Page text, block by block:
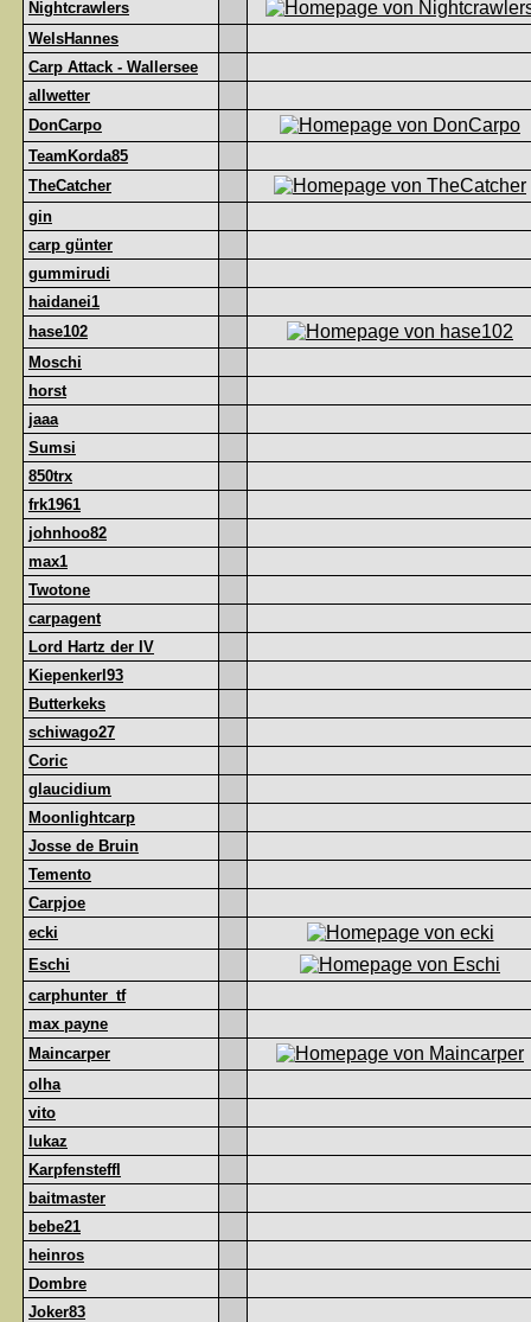
Nightcrawlers
WelsHannes
Carp Attack - Wallersee
allwetter
DonCarpo
TeamKorda85
TheCatcher
gin
carp günter
gummirudi
haidanei1
hase102
Moschi
horst
jaaa
Sumsi
850trx
frk1961
johnhoo82
max1
Twotone
carpagent
Lord Hartz der IV
Kiepenkerl93
Butterkeks
schiwago27
Coric
glaucidium
Moonlightcarp
Josse de Bruin
Temento
Carpjoe
ecki
Eschi
carphunter_tf
max payne
Maincarper
olha
vito
lukaz
Karpfensteffl
baitmaster
bebe21
heinros
Dombre
Joker83